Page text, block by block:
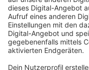
So ein richtiges
Forster eigentlich
Faden durch das
Zusammenarbeit